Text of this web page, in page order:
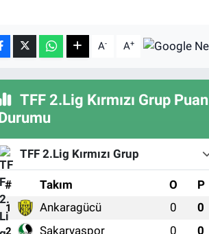
A- A+
TFF 2.Lig Kırmızı Grup Puan
TFF 2.Lig Kırmızı Grup
# Takım O P
1 Ankaragücü 0 0
2 Sakaryaspor 0 0